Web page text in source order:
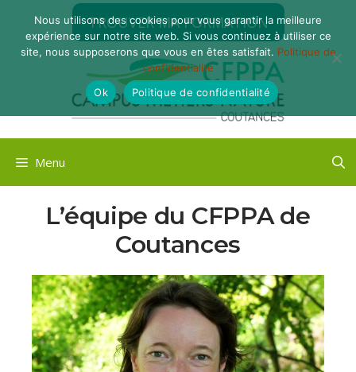
contenu
TROUVER MA FORMATION
Menu
L’équipe du CFPPA de
Coutances
Nous utilisons des cookies pour vous garantir la meilleure
expérience sur notre site web. Si vous continuez à utiliser ce
site, nous supposerons que vous en êtes satisfait. Politique de
confidentialité
Ok
Politique de confidentialité